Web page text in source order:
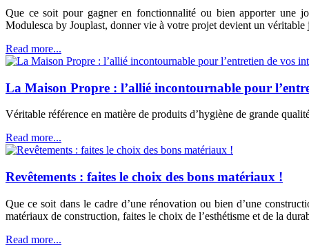
Que ce soit pour gagner en fonctionnalité ou bien apporter une
Modulesca by Jouplast, donner vie à votre projet devient un véritable
Read more...
La Maison Propre : l’allié incontournable pour
Véritable référence en matière de produits d’hygiène de grande
Read more...
Revêtements : faites le choix des bons matériaux !
Que ce soit dans le cadre d’une rénovation ou bien d’une
matériaux de construction, faites le choix de l’esthétisme et de la
Read more...